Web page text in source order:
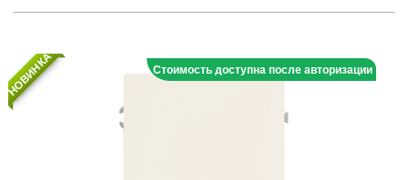
НОВИНКА Стоимость доступна после авторизации